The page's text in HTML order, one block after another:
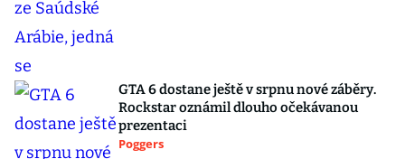
GTA 6 dostane ještě v srpnu nové záběry.
Rockstar oznámil dlouho očekávanou
prezentaci
Poggers